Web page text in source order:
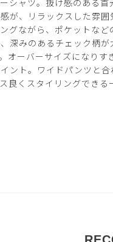
シャツ。抜け感のある首
が、リラックスした雰囲
グながら、ポケットなど
深みのあるチェック柄が
オーバーサイズになりす
ント。ワイドパンツと合
良くスタイリングできる